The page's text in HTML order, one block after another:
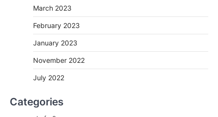
March 2023
February 2023
January 2023
November 2022
July 2022
Categories